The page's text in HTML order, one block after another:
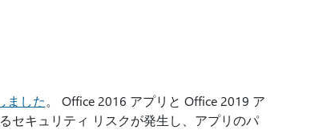
ました。 Office 2016 アプリと Office 2019 ア
セキュリティ リスクが発生し、アプリのパ